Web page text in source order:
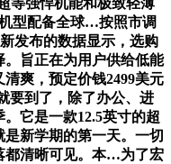
型配备全球…按照市调
发布的数据显示，选购
旨正在为用户供给低能
爽，预定价钱2499美元
要到了，除了办公、进
它是一款12.5英寸的超
新学期的第一天。一切
都清晰可见。本…为了宏